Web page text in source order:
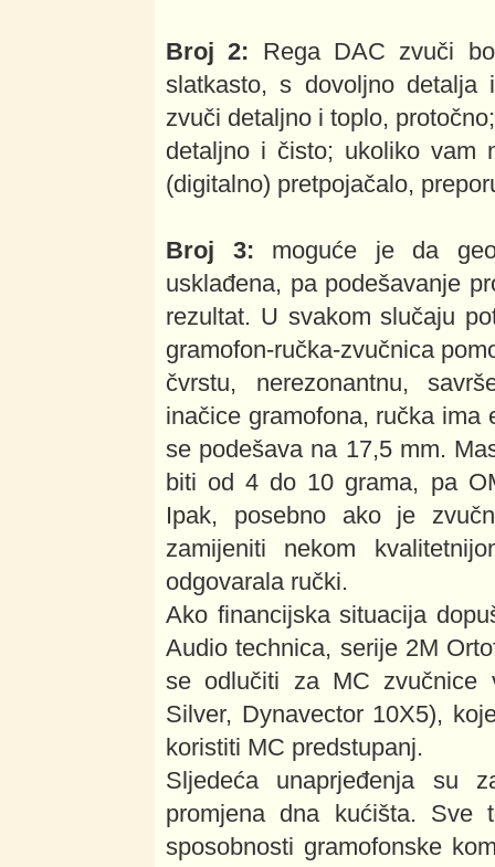
Broj 2: Rega DAC zvuči
slatkasto, s dovoljno
zvuči detaljno i toplo,
detaljno i čisto; ukoliko vam
(digitalno) pretpojačalo,
Broj 3: moguće je da
usklađena, pa podešavanje
rezultat. U svakom slučaju
gramofon-ručka-zvučnica
čvrstu, nerezonantnu,
inačice gramofona, ručka ima
se podešava na 17,5 mm.
biti od 4 do 10 grama, pa
Ipak, posebno ako je
zamijeniti nekom
odgovarala ručki.
Ako financijska situacija
Audio technica, serije 2M
se odlučiti za MC zvučnice
Silver, Dynavector 10X5),
koristiti MC predstupanj.
Sljedeća unaprjeđenja su
promjena dna kućišta. Sve
sposobnosti gramofonske